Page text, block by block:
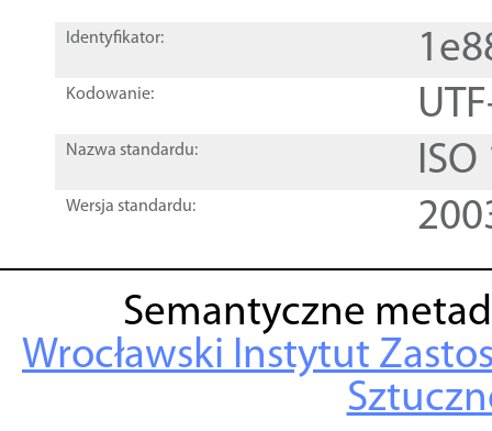
Identyfikator:
Kodowanie:
Nazwa standardu:
Wersja standardu:
Semantyczne
Wrocławski Instytut